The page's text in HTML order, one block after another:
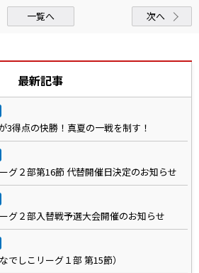
一覧へ 次へ
最新記事
3得点の快勝！真夏の一戦を制す！
グ２部第16節 代替開催日決定のお知らせ
グ２部入替戦予選大会開催のお知らせ
でしこリーグ１部 第15節）